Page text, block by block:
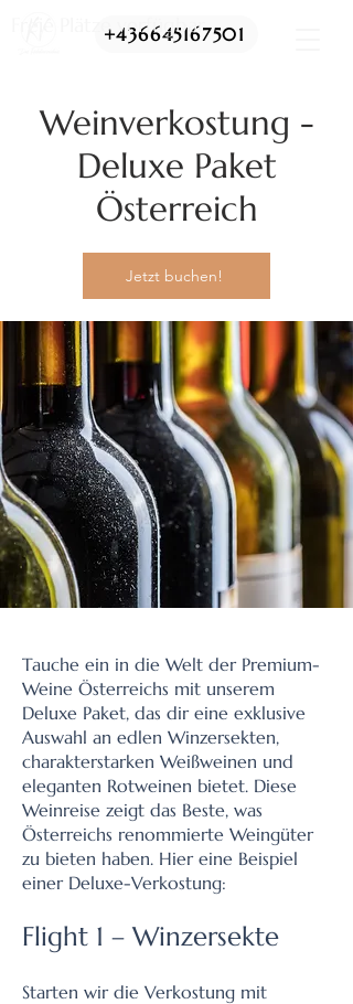
+436645167501
Freie Plätze verfügbar
Weinverkostung -
Deluxe Paket
Österreich
Jetzt buchen!
Tauche ein in die Welt der Premium-
Weine Österreichs mit unserem
Deluxe Paket, das dir eine exklusive
Auswahl an edlen Winzersekten,
charakterstarken Weißweinen und
eleganten Rotweinen bietet. Diese
Weinreise zeigt das Beste, was
Österreichs renommierte Weingüter
zu bieten haben.​ Hier eine Beispiel
einer Deluxe-Verkostung:
Flight 1 – Winzersekte
Starten wir die Verkostung mit